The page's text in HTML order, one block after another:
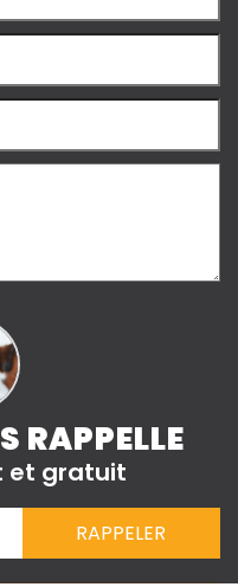
RAPPELLE
et gratuit